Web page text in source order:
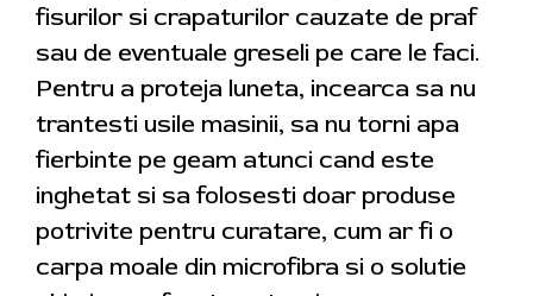
fisurilor si crapaturilor cauzate de praf
sau de eventuale greseli pe care le faci.
Pentru a proteja luneta, incearca sa nu
trantesti usile masinii, sa nu torni apa
fierbinte pe geam atunci cand este
inghetat si sa folosesti doar produse
potrivite pentru curatare, cum ar fi o
carpa moale din microfibra si o solutie